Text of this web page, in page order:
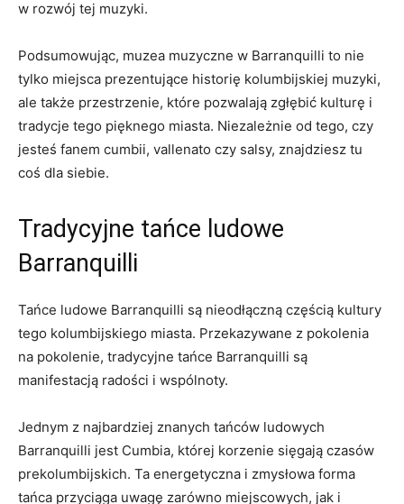
w rozwój tej muzyki.
Podsumowując,⁤ muzea ⁢muzyczne ⁣w Barranquilli to nie
tylko‍ miejsca prezentujące historię kolumbijskiej‌ muzyki,
⁤ale także przestrzenie,​ które pozwalają zgłębić⁤ kulturę i⁤
tradycje tego ​pięknego miasta. Niezależnie od tego, czy ​
jesteś fanem cumbii,‍ vallenato czy salsy, znajdziesz tu
⁤coś dla ⁣siebie.
Tradycyjne ‌tańce ludowe
Barranquilli
Tańce ⁣ludowe Barranquilli ​są nieodłączną częścią ⁣kultury
‌tego kolumbijskiego miasta. Przekazywane z pokolenia
na pokolenie, tradycyjne tańce Barranquilli ⁣są
manifestacją radości i wspólnoty.
Jednym z najbardziej znanych tańców ludowych
Barranquilli jest Cumbia, której ​korzenie ⁤sięgają czasów
prekolumbijskich. Ta energetyczna i⁣ zmysłowa forma
tańca przyciąga⁢ uwagę⁣ zarówno miejscowych, jak⁢ i